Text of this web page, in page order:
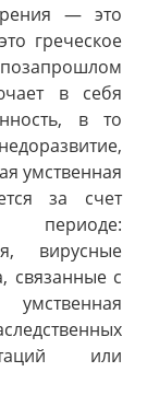
— это
греческое
в себя
в то
умственная
за счет
периоде:
вирусные
связанные с
или